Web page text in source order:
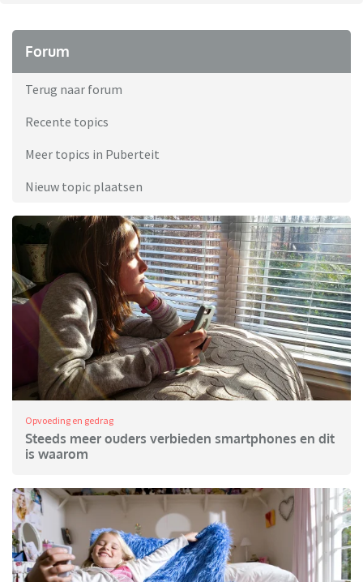
Forum
Terug naar forum
Recente topics
Meer topics in Puberteit
Nieuw topic plaatsen
Opvoeding en gedrag
Steeds meer ouders verbieden smartphones en dit
is waarom